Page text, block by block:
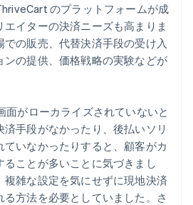
のプラットフォームが成
イターの決済ニーズも高まりま
での販売、代替決済手段の受け入
ンの提供、価格戦略の実験などが
がローカライズされていないと
手段がなかったり、後払いソリ
ていなかったりすると、顧客がカ
ることが多いことに気づきまし
複雑な設定を気にせずに現地決済
方法を必要としていました。さ